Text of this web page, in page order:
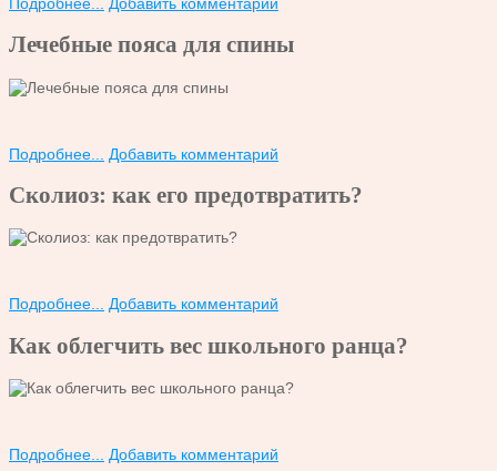
Лечебные пояса для спины
Подробнее... Добавить комментарий
Сколиоз: как его предотвратить?
Подробнее... Добавить комментарий
Как облегчить вес школьного ранца?
Подробнее... Добавить комментарий